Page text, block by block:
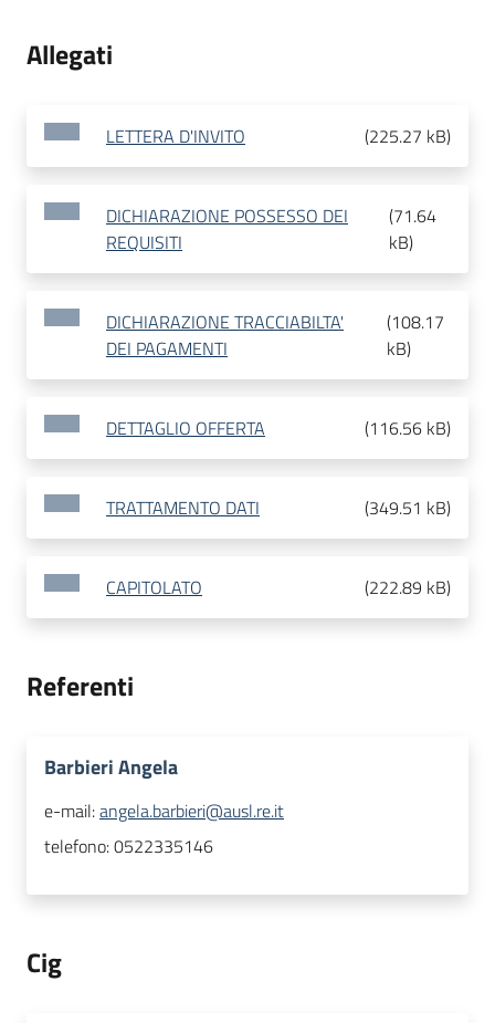
Allegati
LETTERA D'INVITO (225.27 kB)
DICHIARAZIONE POSSESSO DEI
REQUISITI
(71.64
kB)
DICHIARAZIONE TRACCIABILTA'
DEI PAGAMENTI
(108.17
kB)
DETTAGLIO OFFERTA (116.56 kB)
TRATTAMENTO DATI (349.51 kB)
CAPITOLATO (222.89 kB)
Referenti
Barbieri Angela
e-mail:angela.barbieri@ausl.re.it
telefono:0522335146
Cig